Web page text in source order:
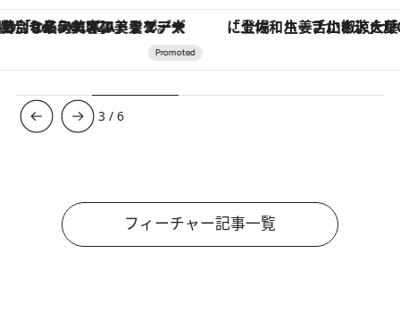
「土佐和ハーブかき氷」がOMO7高知に登場！生姜、山椒、大葉など目にも舌にも涼を呼ぶ郷土の味 ヴァシュロン・コンスタンタ
3 /6
フィーチャー記事一覧